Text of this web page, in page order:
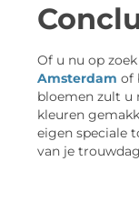
Of u nu op
Amsterdam of
bloemen zult u
kleuren
eigen speciale
van je